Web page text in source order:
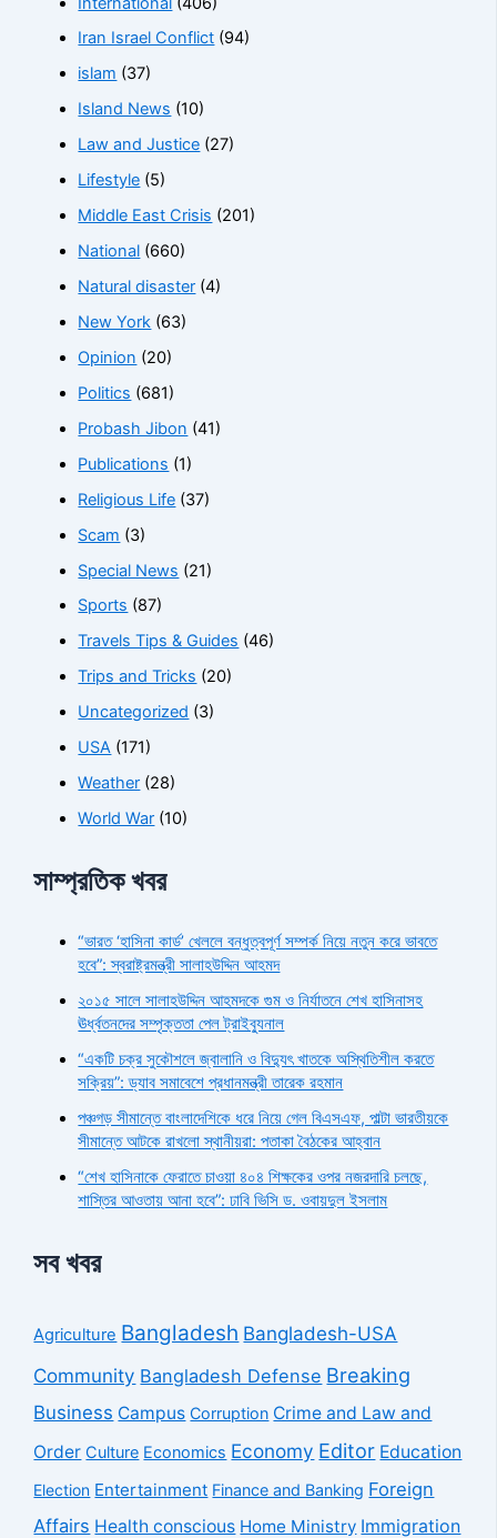
Iran Israel Conflict (94)
islam (37)
Island News (10)
Law and Justice (27)
Lifestyle (5)
Middle East Crisis (201)
National (660)
Natural disaster (4)
New York (63)
Opinion (20)
Politics (681)
Probash Jibon (41)
Publications (1)
Religious Life (37)
Scam (3)
Special News (21)
Sports (87)
Travels Tips & Guides (46)
Trips and Tricks (20)
Uncategorized (3)
USA (171)
Weather (28)
World War (10)
সাম্প্রতিক খবর
“ভারত ‘হাসিনা কার্ড’ খেললে বন্ধুত্বপূর্ণ সম্পর্ক নিয়ে নতুন করে ভাবতে
হবে”: স্বরাষ্ট্রমন্ত্রী সালাহউদ্দিন আহমদ
২০১৫ সালে সালাহউদ্দিন আহমদকে গুম ও নির্যাতনে শেখ হাসিনাসহ
ঊর্ধ্বতনদের সম্পৃক্ততা পেল ট্রাইব্যুনাল
“একটি চক্র সুকৌশলে জ্বালানি ও বিদ্যুৎ খাতকে অস্থিতিশীল করতে
সক্রিয়”: ড্যাব সমাবেশে প্রধানমন্ত্রী তারেক রহমান
পঞ্চগড় সীমান্তে বাংলাদেশিকে ধরে নিয়ে গেল বিএসএফ, পাল্টা ভারতীয়কে
সীমান্তে আটকে রাখলো স্থানীয়রা: পতাকা বৈঠকের আহ্বান
“শেখ হাসিনাকে ফেরাতে চাওয়া ৪০৪ শিক্ষকের ওপর নজরদারি চলছে,
শাস্তির আওতায় আনা হবে”: ঢাবি ভিসি ড. ওবায়দুল ইসলাম
সব খবর
Agriculture Bangladesh Bangladesh-USA
Community Bangladesh Defense Breaking
Business Campus Corruption Crime and Law and
Order Culture Economics Economy Editor Education
Election Entertainment Finance and Banking Foreign
Affairs Health conscious Home Ministry Immigration